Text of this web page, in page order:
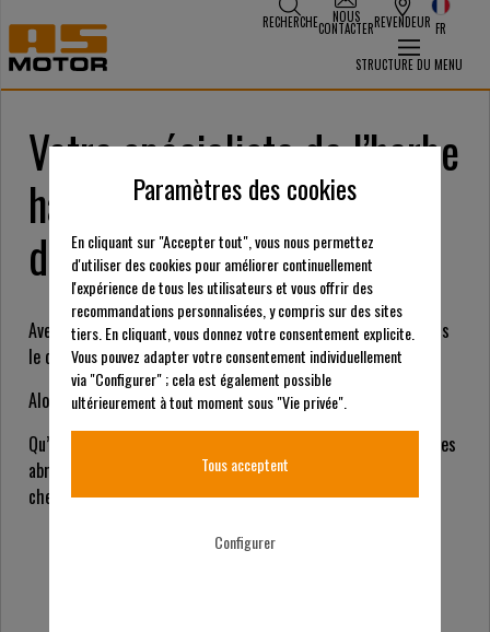
RECHERCHE NOUS
CONTACTERREVENDEUR FR
STRUCTURE DU MENU
Votre spécialiste de l’herbe
haute, du mulching et du
désherbage
Avez-vous des défis particuliers et des exigences élevées dans
le contexte de la tonte et du désherbage ?
Alors nous vous apportons la solution à votre besoin !
Qu’il s’agisse de végétation dense ou de broussailles, de pentes
abruptes ou de mulching, vous trouverez le produit adéquat
chez nous.
Paramètres des cookies
En cliquant sur "Accepter tout", vous nous permettez
d'utiliser des cookies pour améliorer continuellement
l'expérience de tous les utilisateurs et vous offrir des
recommandations personnalisées, y compris sur des sites
tiers. En cliquant, vous donnez votre consentement explicite.
Vous pouvez adapter votre consentement individuellement
via "Configurer" ; cela est également possible
ultérieurement à tout moment sous "Vie privée".
Tous acceptent
Configurer